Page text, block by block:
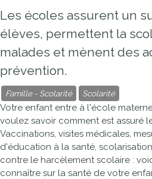
Les écoles assurent un
élèves, permettent la
malades et mènent des
prévention.
Famille - Scolarité Scolarité
Votre enfant entre à l'école
voulez savoir comment est assuré
Vaccinations, visites médicales,
d'éducation à la santé,
contre le harcèlement scolaire :
connaître sur la santé de votre